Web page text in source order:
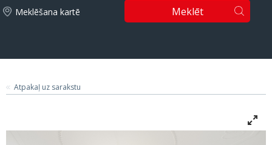
Meklēšana kartē Meklēt
Atpakaļ uz sarakstu